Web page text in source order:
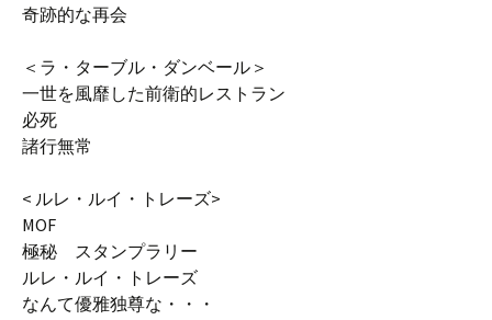
奇跡的な再会
＜ラ・ターブル・ダンベール＞
一世を風靡した前衛的レストラン
必死
諸行無常
< ルレ・ルイ・トレーズ>
MOF
極秘 スタンプラリー
ルレ・ルイ・トレーズ
なんて優雅独尊な・・・